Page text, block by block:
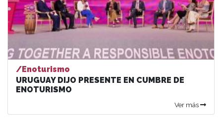
/Enoturismo
URUGUAY DIJO PRESENTE EN CUMBRE DE
ENOTURISMO
Ver más